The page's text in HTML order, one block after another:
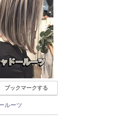
ブックマークする
ルーツ